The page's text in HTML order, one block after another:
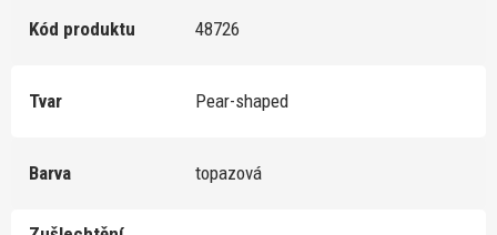
Kód produktu 48726
Tvar Pear-shaped
Barva topazová